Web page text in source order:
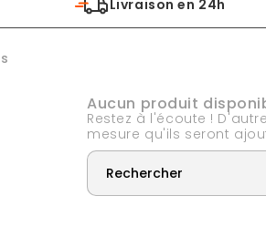
Livraison en 24h
Aucun produit
Restez à l'écoute !
mesure qu'ils seront